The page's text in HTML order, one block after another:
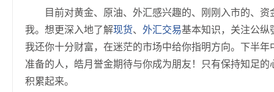
目前对黄金、原油、外汇感兴趣的、刚刚入市的、资
我。想更深入地了解现货、 外汇交易基本知识，关注公纵
我还你十分财富，在迷茫的市场中给你指明方向。下半
准备的人，皓月誉金期待与你成为朋友！只有保持知足
积累起来。